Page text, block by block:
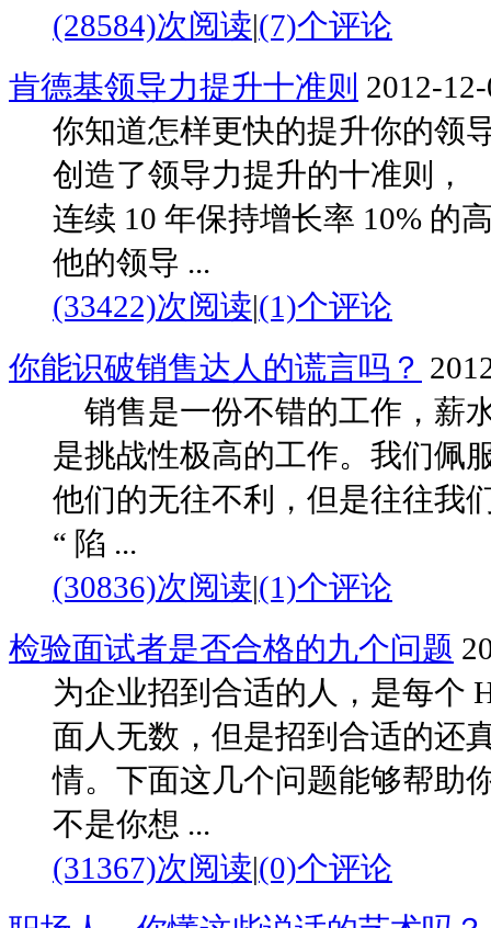
(28584)次阅读|(7)个评论
肯德基领导力提升十准则 2012-
你知道怎样更快的提升你的领
创造了领导力提升的十准则
连续 10 年保持增长率 10% 的
他的领导 ...
(33422)次阅读|(1)个评论
你能识破销售达人的谎言吗？
销售是一份不错的工作，薪
是挑战性极高的工作。我们佩
他们的无往不利，但是往往我
“ 陷 ...
(30836)次阅读|(1)个评论
检验面试者是否合格的九个问题
为企业招到合适的人，是每个
面人无数，但是招到合适的还
情。下面这几个问题能够帮助
不是你想 ...
(31367)次阅读|(0)个评论